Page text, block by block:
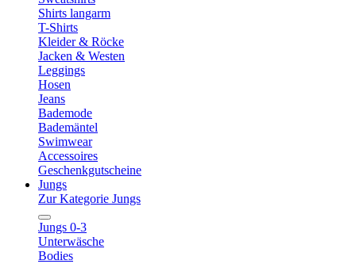
Shirts langarm
T-Shirts
Kleider & Röcke
Jacken & Westen
Leggings
Hosen
Jeans
Bademode
Bademäntel
Swimwear
Accessoires
Geschenkgutscheine
Jungs
Zur Kategorie Jungs
Jungs 0-3
Unterwäsche
Bodies